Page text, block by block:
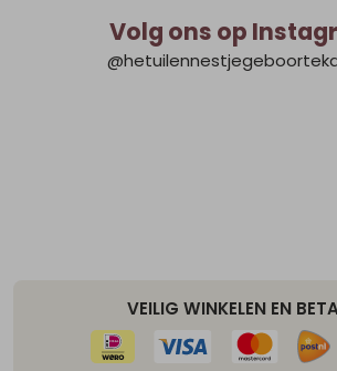
Volg ons op
VEILIG WINKELEN EN